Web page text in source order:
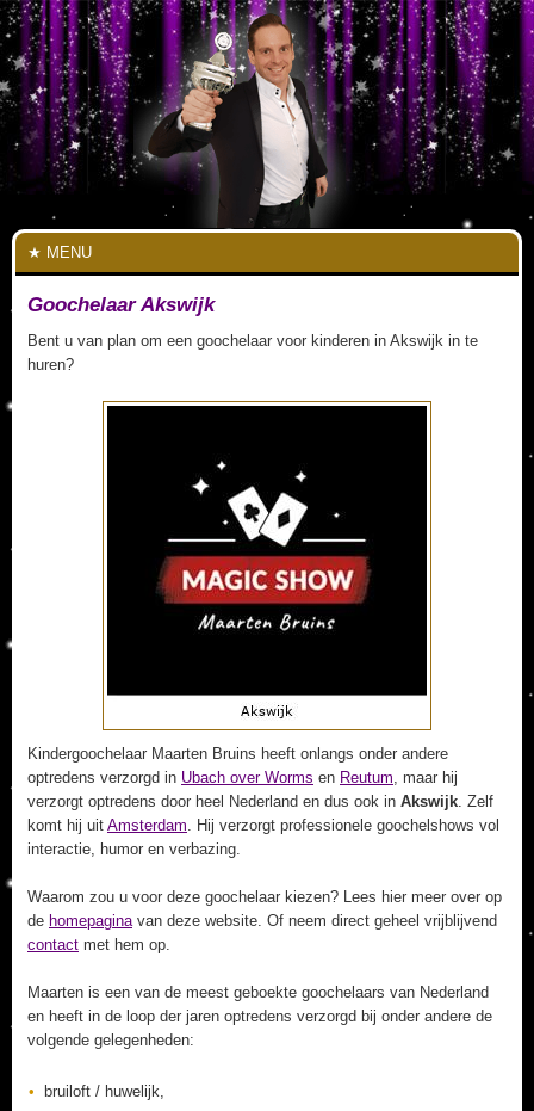
MENU
Goochelaar Akswijk
Bent u van plan om een goochelaar voor kinderen in Akswijk in te
huren?
Kindergoochelaar Maarten Bruins heeft onlangs onder andere
optredens verzorgd in Ubach over Worms en Reutum, maar hij
verzorgt optredens door heel Nederland en dus ook in Akswijk. Zelf
komt hij uit Amsterdam. Hij verzorgt professionele goochelshows vol
interactie, humor en verbazing.
Waarom zou u voor deze goochelaar kiezen? Lees hier meer over op
de homepaginavan deze website. Of neem direct geheel vrijblijvend
contact met hem op.
Maarten is een van de meest geboekte goochelaars van Nederland
en heeft in de loop der jaren optredens verzorgd bij onder andere de
volgende gelegenheden:
bruiloft / huwelijk,